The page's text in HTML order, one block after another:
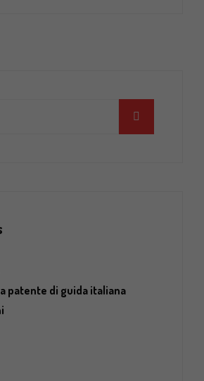
patente di guida italiana